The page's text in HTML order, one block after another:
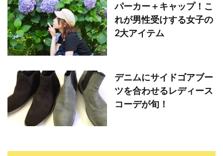
パーカー＋キャップ！こ
れが男性受けする女子の
2大アイテム
デニムにサイドゴアブー
ツを合わせるレディース
コーデが旬！